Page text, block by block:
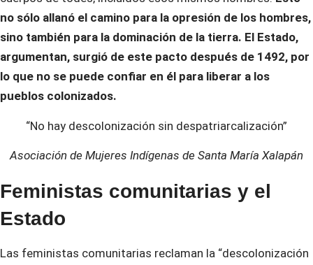
no sólo allanó el camino para la opresión de los hombres,
sino también para la dominación de la tierra. El Estado,
argumentan, surgió de este pacto después de 1492, por
lo que no se puede confiar en él para liberar a los
pueblos colonizados.
“No hay descolonización sin despatriarcalización”
Asociación de Mujeres Indígenas de Santa María Xalapán
Feministas comunitarias y el
Estado
Las feministas comunitarias reclaman la “descolonización